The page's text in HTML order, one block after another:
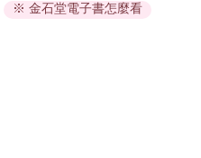
因版權保護，您在金石堂所
※ 金石堂電子書怎麼看